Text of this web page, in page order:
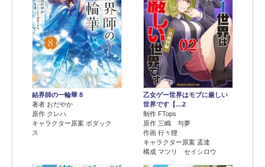
結界師の一輪華 8
著者 おだやか
原作 クレハ
キャラクター原案 ボダック
ス
乙女ゲー世界はモブに厳しい
世界です【…2
制作 FTops
原作 三嶋 与夢
作画 行々狸
キャラクター原案 孟達
構成 マツリ セイシロウ